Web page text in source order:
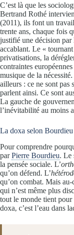
C’est là que les
Bertrand Rothé
(2011), ils font un
trente ans, chaque fois
justifié une décision
accablant. Le «
privatisations, la
contraintes
musique de la
ailleurs : ce ne sont pas
parlent ainsi. Ce sont
La gauche de
l’inévitabilité au moins
La doxa selon
Pour comprendre
parPierre Bourdieu. Le
la pensée sociale. L’
qu’on défend. L’
qu’on combat. Mais
qui n’est même plus
tout le monde tient
doxa, c’est l’eau dans